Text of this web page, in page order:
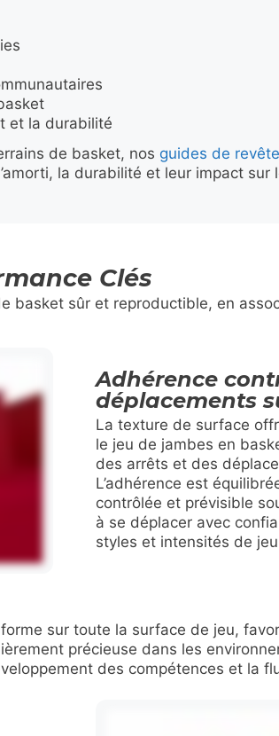
et la durabilité
de basket, nos guides de
la durabilité et leur impact sur
Clés
basket sûr et reproductible, en
Adhérence
déplacements
La texture de surface
le jeu de jambes en
des arrêts et des
L’adhérence est
contrôlée et prévisible
à se déplacer avec
styles et intensités de
sur toute la surface de jeu,
précieuse dans les
des compétences et la